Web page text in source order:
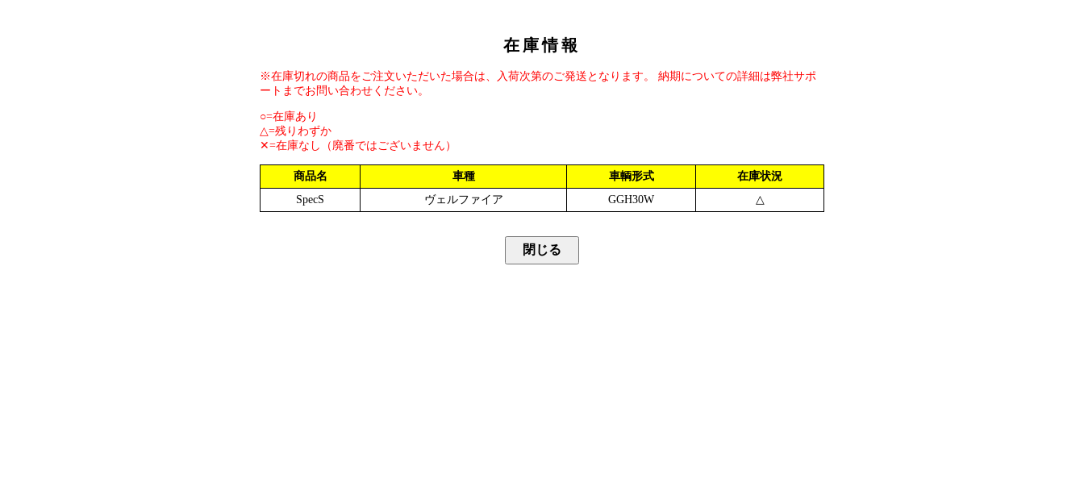
在庫情報
※在庫切れの商品をご注文いただいた場合は、入荷次第のご発送となります。 納期についての詳細は弊社サポ
ートまでお問い合わせください。
○=在庫あり
△=残りわずか
✕=在庫なし（廃番ではございません）
商品名 車種 車輌形式
在庫状況
SpecS
ヴェルファイア GGH30W △